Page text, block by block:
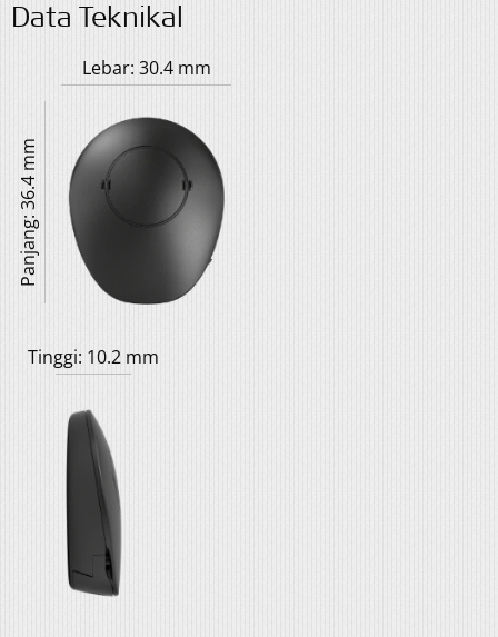
Data Teknikal
Lebar: 30.4 mm
Panjang: 36.4 mm
Tinggi: 10.2 mm